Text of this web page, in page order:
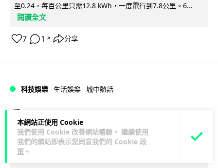
本網站正使用 Cookie
我們使用 Cookie 改善網站體驗。 繼續使用
我們的網站即表示您同意我們的 Cookie 政
策 。
至0.24，每百公里只需12.8 kWh，一度電行到7.8公里。6...
閱讀全文
7 1 ↗ 分享
科技娛樂 生活娛樂 城中熱話
法國 8 月 11 日出新例 未經同意嚴禁
Cold Call 違規企業最高罰 345 萬